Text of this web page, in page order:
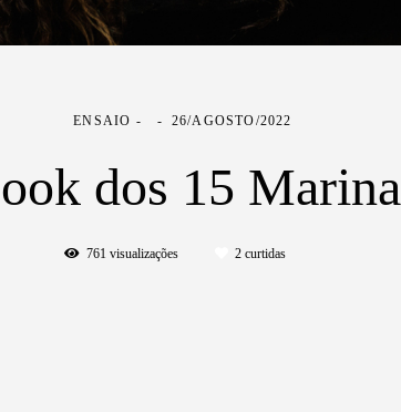
ENSAIO 26/AGOSTO/2022
dos 15 Marina
761 visualizações 2curtidas